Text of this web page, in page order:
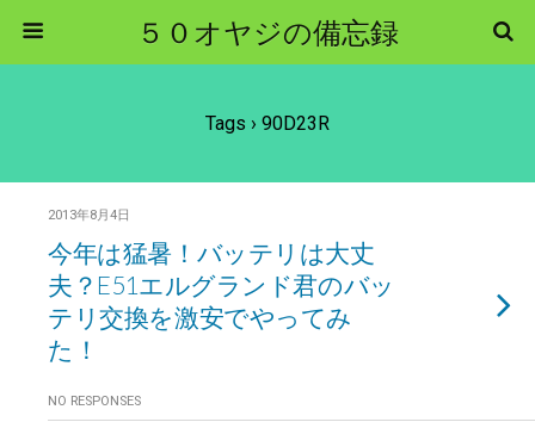
５０オヤジの備忘録
Tags › 90D23R
2013年8月4日
今年は猛暑！バッテリは大丈
夫？E51エルグランド君のバッ
テリ交換を激安でやってみ
た！
NO RESPONSES